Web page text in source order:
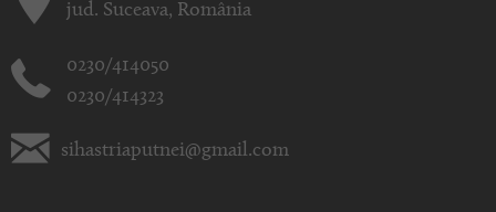
jud. Suceava, România
0230/414050
0230/414323
sihastriaputnei@gmail.com